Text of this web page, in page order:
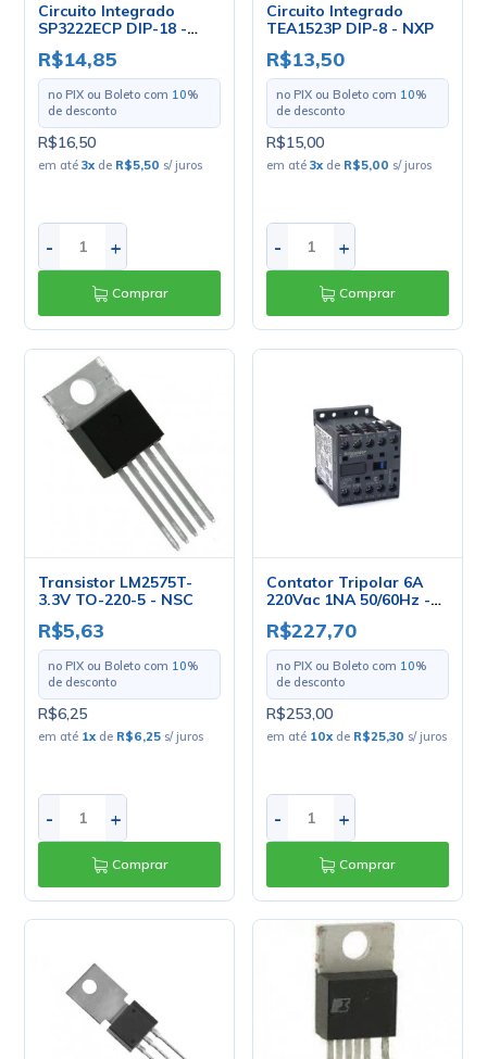
Circuito Integrado
SP3222ECP DIP-18 -
Sipex
R$14,85
no PIX ou Boleto com 10%
de desconto
R$16,50
em até3x de R$5,50 s/ juros
- +
Comprar
Circuito Integrado
TEA1523P DIP-8 - NXP
R$13,50
no PIX ou Boleto com 10%
de desconto
R$15,00
em até3x de R$5,00 s/ juros
- +
Comprar
Transistor LM2575T-
3.3V TO-220-5 - NSC
R$5,63
no PIX ou Boleto com 10%
de desconto
R$6,25
em até 1x de R$6,25 s/ juros
- +
Comprar
Contator Tripolar 6A
220Vac 1NA 50/60Hz -
LC1K0610M7 -
Schneider Electric
R$227,70
no PIX ou Boleto com 10%
de desconto
R$253,00
em até 10x de R$25,30 s/ juros
- +
Comprar